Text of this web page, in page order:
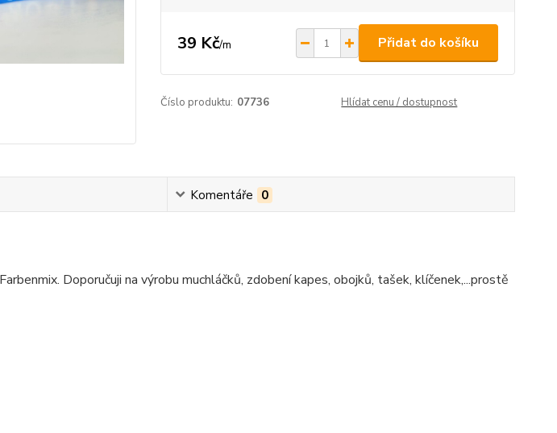
39 Kč/m Přidat do košíku
Číslo produktu: 07736 Hlídat cenu / dostupnost
Komentáře 0
Doporučuji na výrobu muchláčků, zdobení kapes, obojků, tašek, klíčenek,...prostě